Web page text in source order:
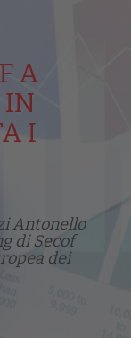
A
IN
I
Antonello
di Secof
dei